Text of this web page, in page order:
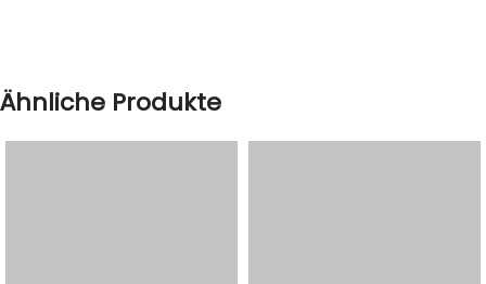
Ähnliche Produkte